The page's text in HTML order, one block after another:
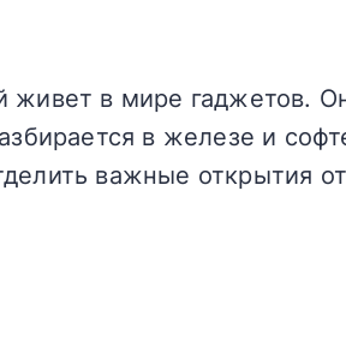
живет в мире гаджетов.
в железе и
важные открытия